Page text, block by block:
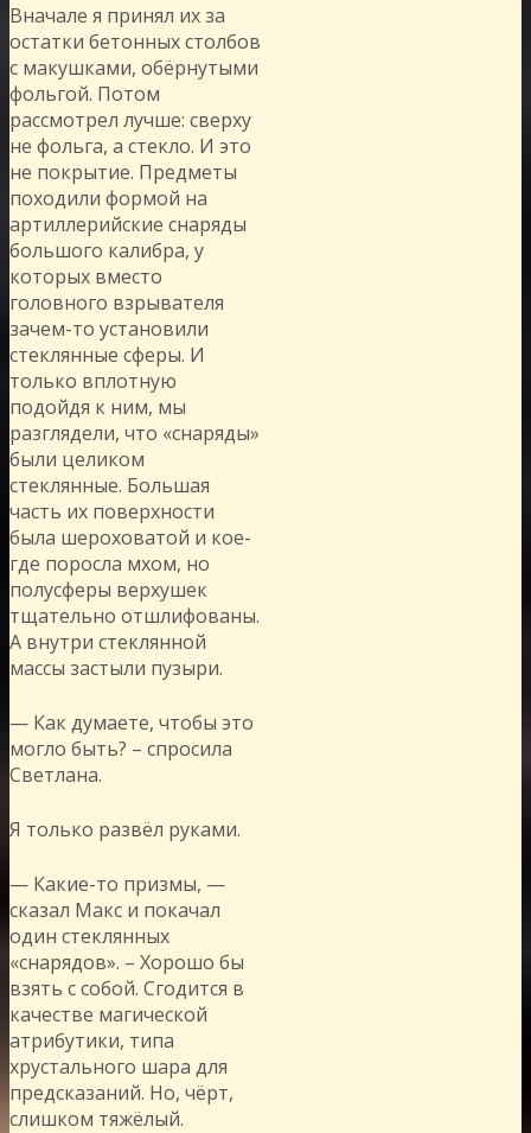
Вначале я принял их за
остатки бетонных столбов
с макушками, обёрнутыми
фольгой. Потом
рассмотрел лучше: сверху
не фольга, а стекло. И это
не покрытие. Предметы
походили формой на
артиллерийские снаряды
большого калибра, у
которых вместо
головного взрывателя
зачем-то установили
стеклянные сферы. И
только вплотную
подойдя к ним, мы
разглядели, что «снаряды»
были целиком
стеклянные. Большая
часть их поверхности
была шероховатой и кое-
где поросла мхом, но
полусферы верхушек
тщательно отшлифованы.
А внутри стеклянной
массы застыли пузыри.
— Как думаете, чтобы это
могло быть? – спросила
Светлана.
Я только развёл руками.
— Какие-то призмы, —
сказал Макс и покачал
один стеклянных
«снарядов». – Хорошо бы
взять с собой. Сгодится в
качестве магической
атрибутики, типа
хрустального шара для
предсказаний. Но, чёрт,
слишком тяжёлый.